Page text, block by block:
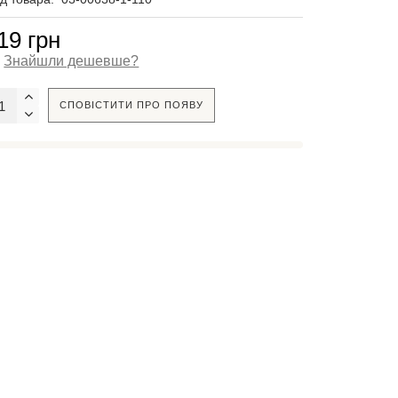
грн
Знайшли дешевше?
СПОВІСТИТИ ПРО ПОЯВУ